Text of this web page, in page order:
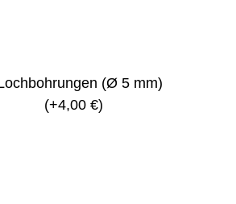
(Ø 5 mm)
(+4,00 €)